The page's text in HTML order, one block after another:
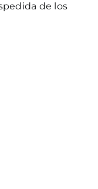
de los